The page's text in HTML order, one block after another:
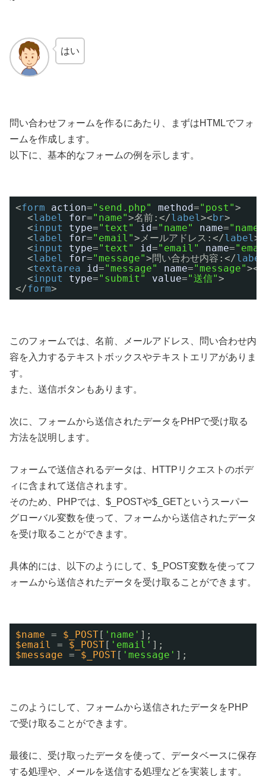
はい
問い合わせフォームを作るにあたり、まずはHTMLでフォ
ームを作成します。
以下に、基本的なフォームの例を示します。
<form action="send.php" method="post">
<label for="name">名前:</label>< br>
<input type="text" id="name" name="name"
<label for="email">メールアドレス:</label><
<input type="text" id="email" name=
<label for="message">問い合わせ内容:</label
<textarea id="message" name="message"></
<input type="submit" value="送信">
</form>
このフォームでは、名前、メールアドレス、問い合わせ内
容を入力するテキストボックスやテキストエリアがありま
す。
また、送信ボタンもあります。
次に、フォームから送信されたデータをPHPで受け取る
方法を説明します。
フォームで送信されるデータは、HTTPリクエストのボデ
ィに含まれて送信されます。
そのため、PHPでは、$_POSTや$_GETというスーパー
グローバル変数を使って、フォームから送信されたデータ
を受け取ることができます。
具体的には、以下のようにして、$_POST変数を使ってフ
ォームから送信されたデータを受け取ることができます。
$name = $_POST [ 'name' ];
$email
= $_POST [ 'email' ];
$message = $_POST [ 'message' ];
このようにして、フォームから送信されたデータをPHP
で受け取ることができます。
最後に、受け取ったデータを使って、データベースに保存
する処理や、メールを送信する処理などを実装します。